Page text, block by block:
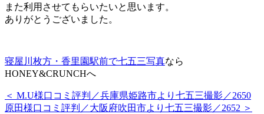
また利用させてもらいたいと思います。
ありがとうございました。
寝屋川枚方・香里園駅前で七五三写真なら
HONEY&CRUNCHへ
＜ M.U様口コミ評判／兵庫県姫路市より七五三撮影／2650
原田様口コミ評判／大阪府吹田市より七五三撮影／2652 ＞